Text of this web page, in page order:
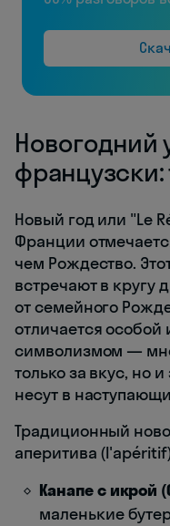
Новогодний
Новый год или "Le
Франции
чем Рождество.
встречают в кругу
от семейного
отличается
символизмом —
только за вкус, но
несут в
Традиционный
аперитива
Канапе с икрой
маленькие